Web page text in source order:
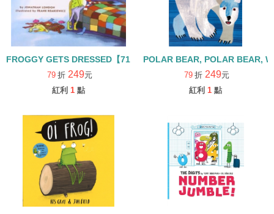
FROGGY GETS DRESSED【71】
79 折 249元
紅利 1 點
POLAR BEAR, POLAR BEAR,
79 折 249元
紅利 1 點